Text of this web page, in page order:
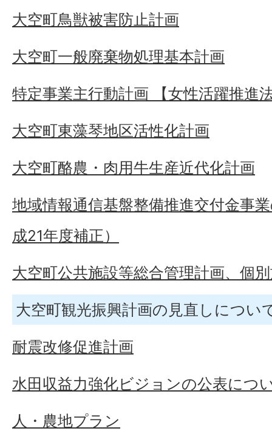
大空町鳥獣被害防止計画
大空町一般廃棄物処理基本計画
特定事業主行動計画 【女性活躍推進
大空町東藻琴地区活性化計画
大空町酪農・肉用牛生産近代化計画
地域情報通信基盤整備推進交付金事
成21年度補正）
大空町公共施設等総合管理計画、個
大空町観光振興計画の見直しについ
耐震改修促進計画
水田収益力強化ビジョンの公表につ
人・農地プラン